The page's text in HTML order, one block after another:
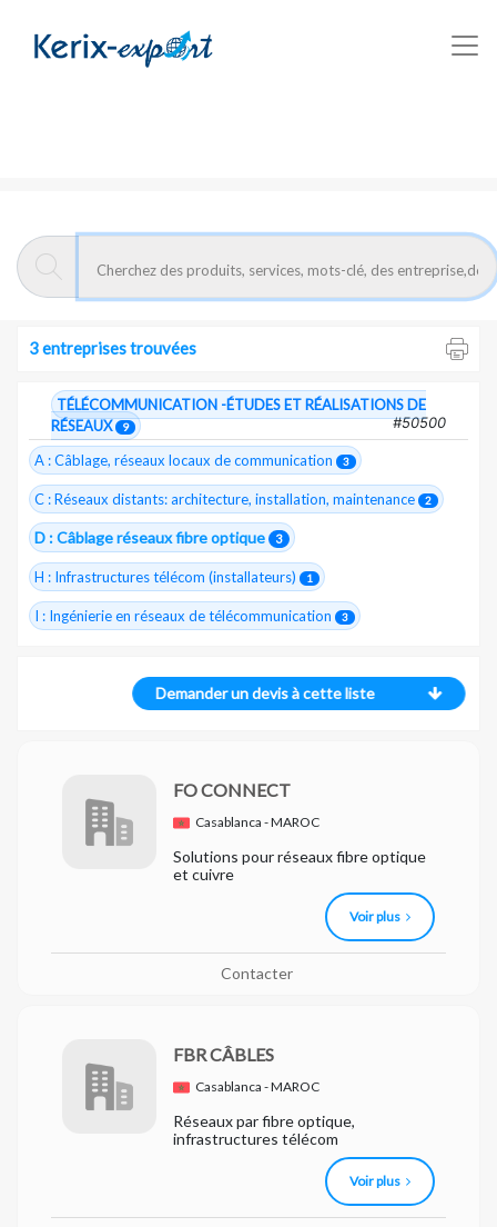
Exportateurs Marocains :Câblage
réseaux fibre optique
3 entreprises trouvées
TÉLÉCOMMUNICATION -ÉTUDES ET RÉALISATIONS DE
RÉSEAUX
9 #50500
A : Câblage, réseaux locaux de communication 3
C : Réseaux distants: architecture, installation, maintenance 2
D : Câblage réseaux fibre optique 3
H : Infrastructures télécom (installateurs) 1
I : Ingénierie en réseaux de télécommunication 3
Demander un devis à cette liste
FO CONNECT
Casablanca - MAROC
Solutions pour réseaux fibre optique
et cuivre
Voir plus
Contacter
FBR CÂBLES
Casablanca - MAROC
Réseaux par fibre optique,
infrastructures télécom
Voir plus